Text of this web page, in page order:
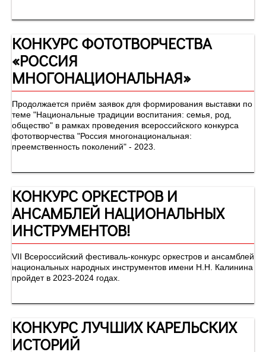
КОНКУРС ФОТОТВОРЧЕСТВА
«РОССИЯ
МНОГОНАЦИОНАЛЬНАЯ»
Продолжается приём заявок для формирования выставки по
теме "Национальные традиции воспитания: семья, род,
общество" в рамках проведения всероссийского конкурса
фототворчества "Россия многонациональная:
преемственность поколений" - 2023.
КОНКУРС ОРКЕСТРОВ И
АНСАМБЛЕЙ НАЦИОНАЛЬНЫХ
ИНСТРУМЕНТОВ!
VII Всероссийский фестиваль-конкурс оркестров и ансамблей
национальных народных инструментов имени Н.Н. Калинина
пройдет в 2023-2024 годах.
КОНКУРС ЛУЧШИХ КАРЕЛЬСКИХ
ИСТОРИЙ